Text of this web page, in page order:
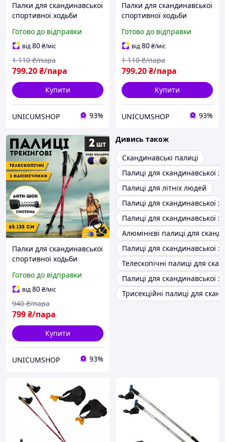
Палки для скандинавської
спортивної ходьби
палиці для альпінізму
Hechpro 3924 сірі
Готово до відправки
від80₴/міс
799.20₴/пара
1 110 ₴/пара
Купити
UNICUMSHOP 93%
Палки для скандинавської
спортивної ходьби
палиці для альпінізму
Hechpro 3924 сині
Готово до відправки
від80₴/міс
799.20₴/пара
1 110 ₴/пара
Купити
UNICUMSHOP 93%
Палки для скандинавської
спортивної ходьби
палиці для альпінізму
Hechpro 3924 червоні
Готово до відправки
від80₴/міс
799₴/пара
940 ₴/пара
Купити
UNICUMSHOP 93%
Дивись також
Скандинавські палиці
Палиці для скандинавської
Палиці для літніх людей
Палиці для скандинавської
Палиці для скандинавської
Алюмінієві палиці для
Палиці для скандинавської
Телескопічні палиці для
Палиці для скандинавської
Трисекційні палиці для